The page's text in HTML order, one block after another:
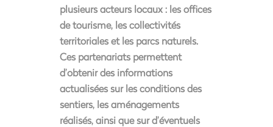
plusieurs acteurs locaux : les offices
de tourisme, les collectivités
territoriales et les parcs naturels.
Ces partenariats permettent
d’obtenir des informations
actualisées sur les conditions des
sentiers, les aménagements
réalisés, ainsi que sur d’éventuels